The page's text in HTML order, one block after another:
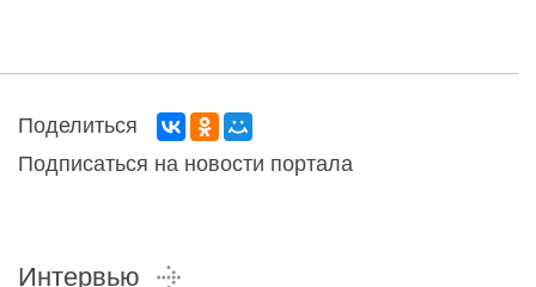
Поделиться
Подписаться на новости портала
Интервью